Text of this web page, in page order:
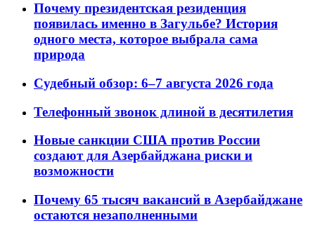
Почему президентская резиденция
появилась именно в Загульбе? История
одного места, которое выбрала сама
природа
Судебный обзор: 6–7 августа 2026 года
Телефонный звонок длиной в десятилетия
Новые санкции США против России
создают для Азербайджана риски и
возможности
Почему 65 тысяч вакансий в Азербайджане
остаются незаполненными